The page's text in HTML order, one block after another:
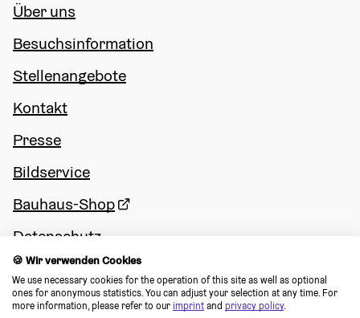
Über uns
Besuchsinformation
Stellenangebote
Kontakt
Presse
Bildservice
Bauhaus-Shop
Datenschutz
Impressum
Cookie Consent
🍪 Wir verwenden Cookies
We use necessary cookies for the operation of this site as well as optional
ones for anonymous statistics. You can adjust your selection at any time. For
more information, please refer to our imprint and privacy policy.